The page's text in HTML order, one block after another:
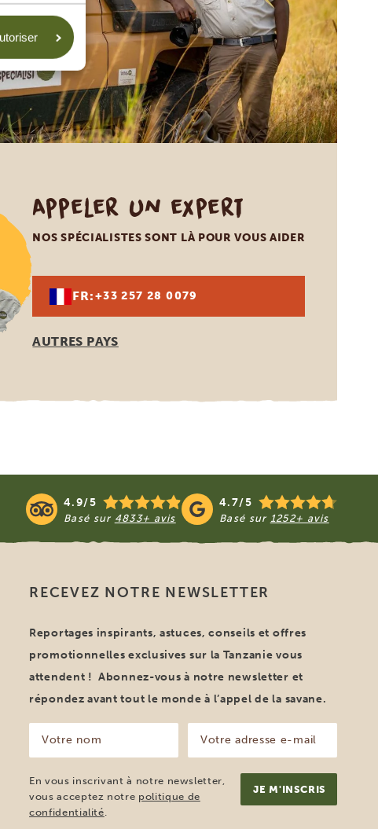
Appeler un expert
NOS SPÉCIALISTES SONT LÀ POUR VOUS AIDER
FR:+33 257 28 0079
AUTRES PAYS
4.9/5
Basé sur 4833+ avis
4.7/5
Basé sur 1252+ avis
RECEVEZ NOTRE NEWSLETTER
Reportages inspirants, astuces, conseils et offres
promotionnelles exclusives sur la Tanzanie vous
attendent ! Abonnez-vous à notre newsletter et
répondez avant tout le monde à l’appel de la savane.
nom
(Nécessaire)
adresse
e-
mail
(Nécessaire)
En vous inscrivant à notre newsletter,
vous acceptez notre politique de
confidentialité.